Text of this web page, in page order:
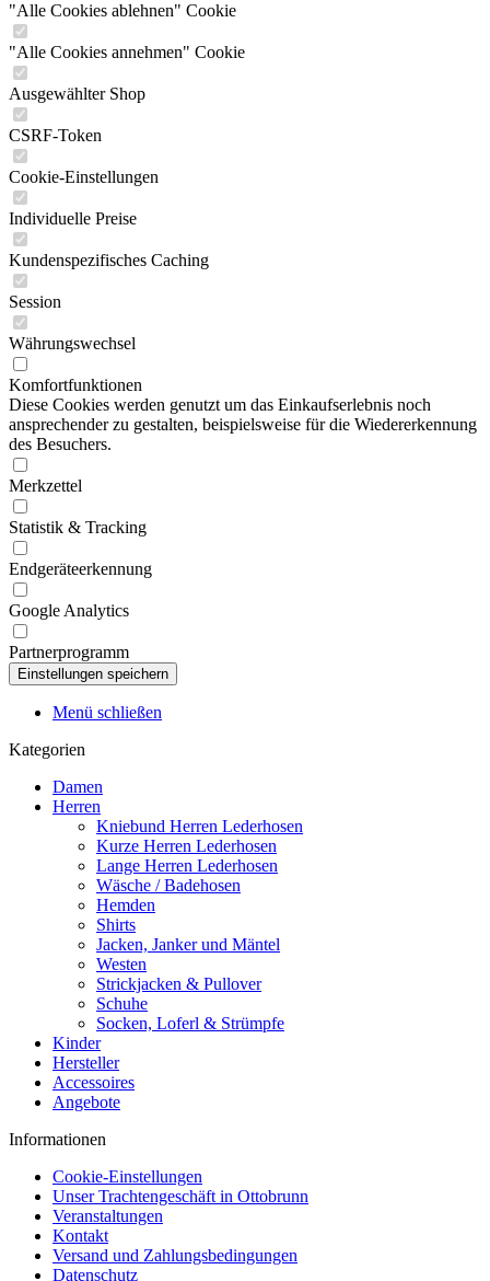
"Alle Cookies ablehnen" Cookie
"Alle Cookies annehmen" Cookie
Ausgewählter Shop
CSRF-Token
Cookie-Einstellungen
Individuelle Preise
Kundenspezifisches Caching
Session
Währungswechsel
Komfortfunktionen
Diese Cookies werden genutzt um das Einkaufserlebnis noch
ansprechender zu gestalten, beispielsweise für die Wiedererkennung
des Besuchers.
Merkzettel
Statistik & Tracking
Endgeräteerkennung
Google Analytics
Partnerprogramm
Menü schließen
Kategorien
Damen
Herren
Kniebund Herren Lederhosen
Kurze Herren Lederhosen
Lange Herren Lederhosen
Wäsche / Badehosen
Hemden
Shirts
Jacken, Janker und Mäntel
Westen
Strickjacken & Pullover
Schuhe
Socken, Loferl & Strümpfe
Kinder
Hersteller
Accessoires
Angebote
Informationen
Cookie-Einstellungen
Unser Trachtengeschäft in Ottobrunn
Veranstaltungen
Kontakt
Versand und Zahlungsbedingungen
Datenschutz